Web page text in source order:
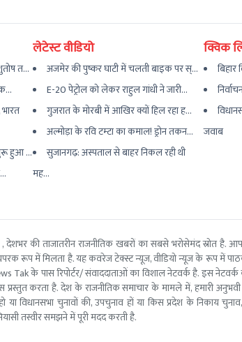
त...
हुआ ...
लेटेस्ट वीडियो
अजमेर की पुष्कर घाटी में चलती बाइक पर स्...
E-20 पेट्रोल को लेकर राहुल गांधी ने जारी...
गुजरात के मोरबी में आखिर क्यों हिल रहा ह...
अल्मोड़ा के रवि टम्टा का कमाल! ड्रोन तकन...
सुजानगढ़: अस्पताल से बाहर निकल रही थी
मह...
क्विक
बिहार
जवाब
, देशभर की ताजातरीन राजनीतिक खबरों का सबसे भरोसेमंद स्रोत है.
रूप में मिलता है. यह कवरेज टेक्स्ट न्यूज, वीडियो न्यूज के रूप में
Tak के पास रिपोर्टर/ संवाददाताओं का विशाल नेटवर्क है. इस
प्रस्तुत करता है. देश के राजनीतिक समाचार के मामले में, हमारी
या विधानसभा चुनावों की, उपचुनाव हों या किस प्रदेश के निकाय
तस्वीर समझने में पूरी मदद करती है.